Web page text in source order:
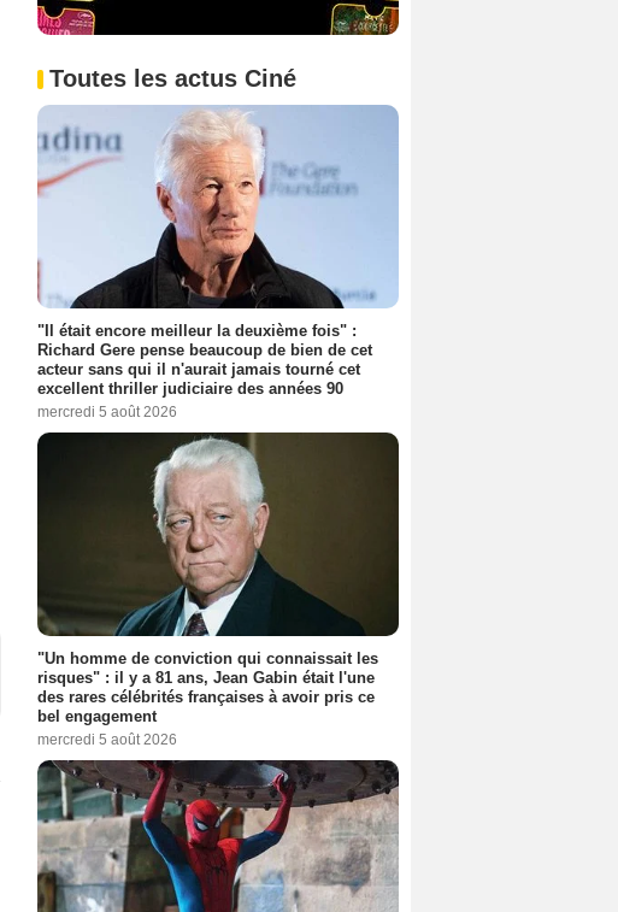
Toutes les actus Ciné
"Il était encore meilleur la deuxième fois" :
Richard Gere pense beaucoup de bien de cet
acteur sans qui il n'aurait jamais tourné cet
excellent thriller judiciaire des années 90
mercredi 5 août 2026
"Un homme de conviction qui connaissait les
risques" : il y a 81 ans, Jean Gabin était l'une
des rares célébrités françaises à avoir pris ce
bel engagement
mercredi 5 août 2026